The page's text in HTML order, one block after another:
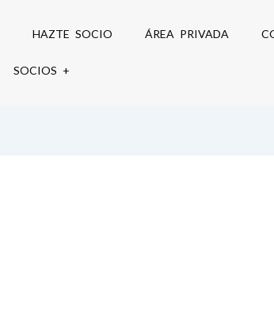
HAZTE SOCIO ÁREA PRIVADA
SOCIOS +